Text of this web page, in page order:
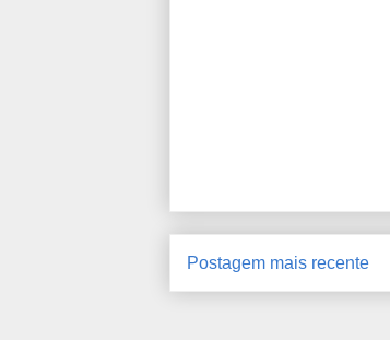
Postagem mais recente